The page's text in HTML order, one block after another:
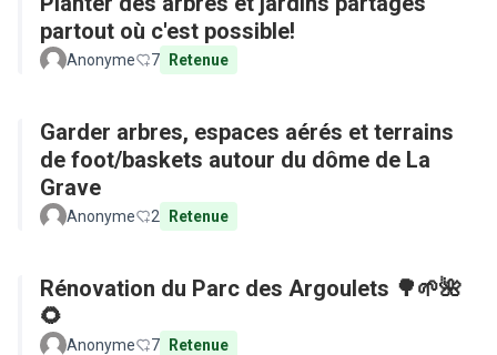
partout où c'est possible!
Anonyme 7 Retenue
Garder arbres, espaces aérés et terrains
de foot/baskets autour du dôme de La
Grave
Anonyme 2 Retenue
Rénovation du Parc des Argoulets 🌳🌱🌺
🌻
Anonyme 7 Retenue